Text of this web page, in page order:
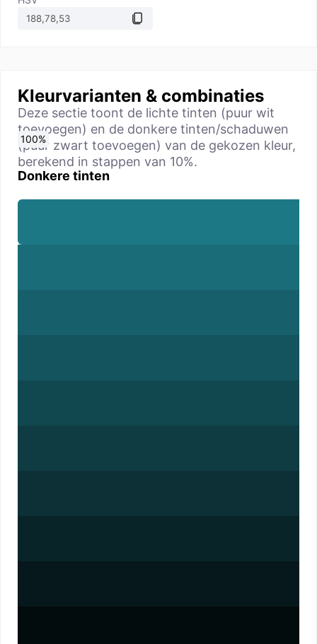
Kleurvarianten & combinaties
Deze sectie toont de lichte tinten (puur wit
toevoegen) en de donkere tinten/schaduwen
(puur zwart toevoegen) van de gekozen kleur,
berekend in stappen van 10%.
Donkere tinten
0%
10%
20%
30%
40%
50%
60%
70%
80%
90%
100%